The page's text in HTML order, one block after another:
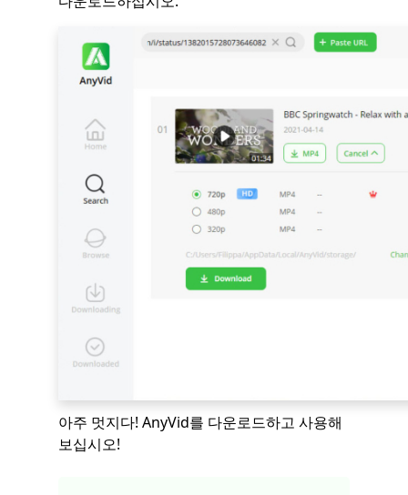
아주 멋지다! AnyVid를 다운로드하고 사용해
보십시오!